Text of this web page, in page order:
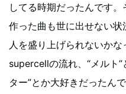
してる時期だったんです
作った曲も世に出せない
人を盛り上げられないか
supercellの流れ、“メルト
ター”とか大好きだったん